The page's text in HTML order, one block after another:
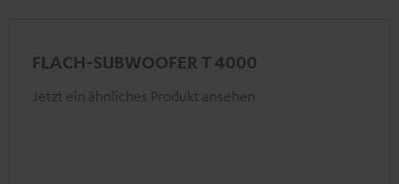
FLACH-SUBWOOFER T 4000
Jetzt ein ähnliches Produkt ansehen